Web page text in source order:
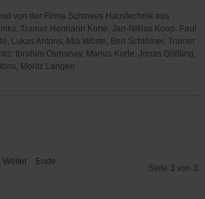
von der Firma Schmees Haustechnik aus
Trainer Hermann Korte, Jan-Niklas Koop, Paul
Lukas Antons, Mia Wöste, Ben Schlömer, Trainer
Ibrahim Osmanay, Marius Korte, Jonas Gößling,
Moritz Langen
Seite 3 von 3
Weiter Ende